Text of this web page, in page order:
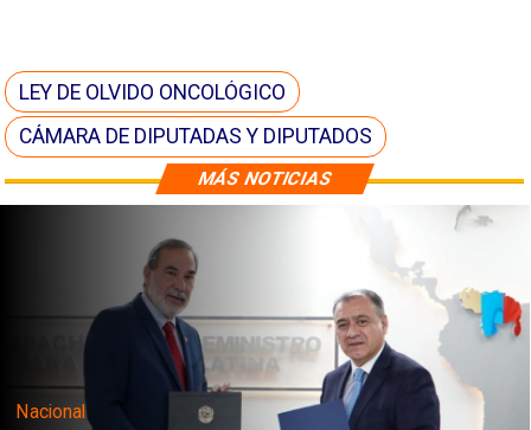
MÁS NOTICIAS
LEY DE OLVIDO ONCOLÓGICO
CÁMARA DE DIPUTADAS Y DIPUTADOS
Nacional